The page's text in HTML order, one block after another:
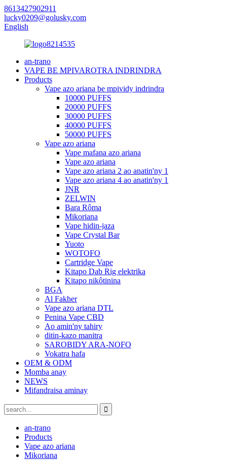
8613427902911
lucky0209@golusky.com
English
an-trano
VAPE BE MPIVAROTRA INDRINDRA
Products
Vape azo ariana be mpividy indrindra
10000 PUFFS
20000 PUFFS
30000 PUFFS
40000 PUFFS
50000 PUFFS
Vape azo ariana
Vape mafana azo ariana
Vape azo ariana
Vape azo ariana 2 ao anatin'ny 1
Vape azo ariana 4 ao anatin'ny 1
JNR
ZELWIN
Bara Rôma
Mikoriana
Vape hidin-jaza
Vape Crystal Bar
Yuoto
WOTOFO
Cartridge Vape
Kitapo Dab Rig elektrika
Kitapo nikôtinina
BGA
Al Fakher
Vape azo ariana DTL
Penina Vape CBD
Ao amin'ny tahiry
ditin-kazo manitra
SAROBIDY ARA-NOFO
Vokatra hafa
OEM & ODM
Momba anay
NEWS
Mifandraisa aminay
an-trano
Products
Vape azo ariana
Mikoriana